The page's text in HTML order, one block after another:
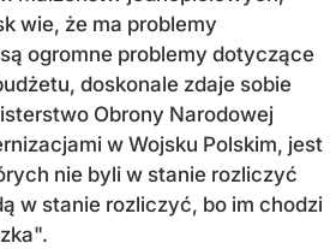
wie, że ma problemy
ogromne problemy dotyczące
doskonale zdaje sobie
Obrony Narodowej
w Wojsku Polskim, jest
nie byli w stanie rozliczyć
w stanie rozliczyć, bo im chodzi